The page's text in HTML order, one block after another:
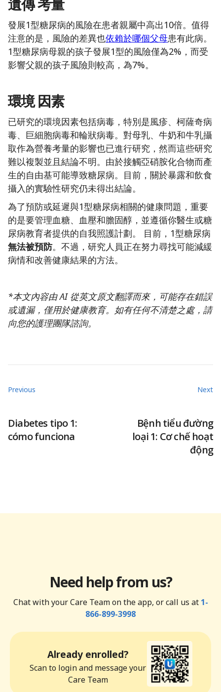
遺傳考量
發展1型糖尿病的風險在患者親屬中高出10倍。值得
注意的是，風險的差異也依賴於哪個父母患有此病。
1型糖尿病母親的孩子發展1型的風險僅為2%，而受
影響父親的孩子風險則較高，為7%。
環境因素
已研究的環境因素包括病毒，特別是風疹、柯薩奇病
毒、巨細胞病毒和輪狀病毒。對母乳、牛奶和牛乳攝
取作為營養考量的影響也已進行研究，然而這些研究
難以複製並且結論不明。由於接觸亞硝胺化合物而產
生的自由基可能導致糖尿病。目前，關於暴露和飲食
攝入的實驗性研究仍未得出結論。
為了預防或延遲與1型糖尿病相關的健康問題，重要
的是要管理血糖、血壓和膽固醇，並遵循你醫生或糖
尿病教育者提供的自我照護計劃。
目前，1型糖尿病
無法被預防。不過，研究人員正在努力尋找可能減緩
病情和改善健康結果的方法。
*本文內容由 AI 從英文原文翻譯而來，可能存在錯誤
或遺漏，僅用於健康教育。如有任何不清楚之處，請
向您的護理團隊諮詢。
Previous
Diabetes tipo 1:
cómo funciona
Next
Bệnh tiểu đường
loại 1: Cơ chế hoạt
động
Need help from us?
Chat with your Care Team on the app, or call us at 1-
866-899-3998
Already enrolled?
Scan to login and message your
Care Team